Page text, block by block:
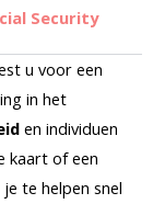
Security
u voor een
in het
en individuen
kaart of een
te helpen snel